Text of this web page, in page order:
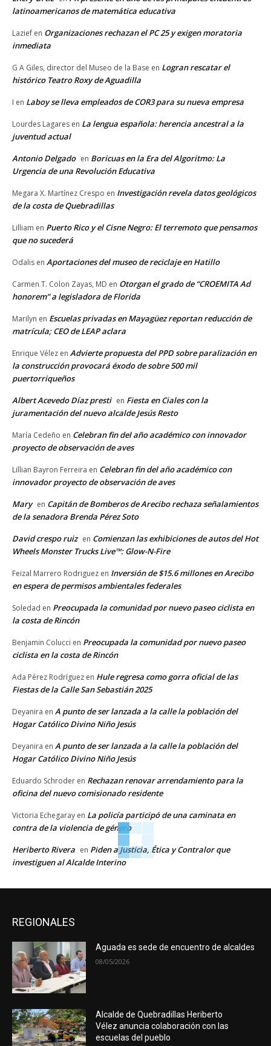
latinoamericanos de matemática educativa
Lazief en Organizaciones rechazan el PC 25 y exigen moratoria
inmediata
G A Giles, director del Museo de la Base en Logran rescatar el
histórico Teatro Roxy de Aguadilla
I en Laboy se lleva empleados de COR3 para su nueva empresa
Lourdes Lagares en La lengua española: herencia ancestral a la
juventud actual
Antonio Delgado en Boricuas en la Era del Algoritmo: La
Urgencia de una Revolución Educativa
Megara X. Martínez Crespo en Investigación revela datos geológicos
de la costa de Quebradillas
Lilliam en Puerto Rico y el Cisne Negro: El terremoto que pensamos
que no sucederá
Odalis en Aportaciones del museo de reciclaje en Hatillo
Carmen T. Colon Zayas, MD en Otorgan el grado de “CROEMITA Ad
honorem” a legisladora de Florida
Marilyn en Escuelas privadas en Mayagüez reportan reducción de
matrícula; CEO de LEAP aclara
Enrique Vélez en Advierte propuesta del PPD sobre paralización en
la construcción provocará éxodo de sobre 500 mil
puertorriqueños
Albert Acevedo Díaz presti en Fiesta en Ciales con la
juramentación del nuevo alcalde Jesús Resto
María Cedeño en Celebran fin del año académico con innovador
proyecto de observación de aves
Lillian Bayron Ferreira en Celebran fin del año académico con
innovador proyecto de observación de aves
Mary en Capitán de Bomberos de Arecibo rechaza señalamientos
de la senadora Brenda Pérez Soto
David crespo ruiz en Comienzan las exhibiciones de autos del Hot
Wheels Monster Trucks Live™: Glow-N-Fire
Feizal Marrero Rodriguez en Inversión de $15.6 millones en Arecibo
en espera de permisos ambientales federales
Soledad en Preocupada la comunidad por nuevo paseo ciclista en
la costa de Rincón
Benjamin Colucci en Preocupada la comunidad por nuevo paseo
ciclista en la costa de Rincón
Ada Pérez Rodríguez en Hule regresa como gorra oficial de las
Fiestas de la Calle San Sebastián 2025
Deyanira en A punto de ser lanzada a la calle la población del
Hogar Católico Divino Niño Jesús
Deyanira en A punto de ser lanzada a la calle la población del
Hogar Católico Divino Niño Jesús
Eduardo Schroder en Rechazan renovar arrendamiento para la
oficina del nuevo comisionado residente
Victoria Echegaray en La policía participó de una caminata en
contra de la violencia de género
Heriberto Rivera en Piden a Justicia, Ética y Contralor que
investiguen al Alcalde Interino
REGIONALES
Aguada es sede de encuentro de alcaldes
08/05/2026
Alcalde de Quebradillas Heriberto
Vélez anuncia colaboración con las
escuelas del pueblo